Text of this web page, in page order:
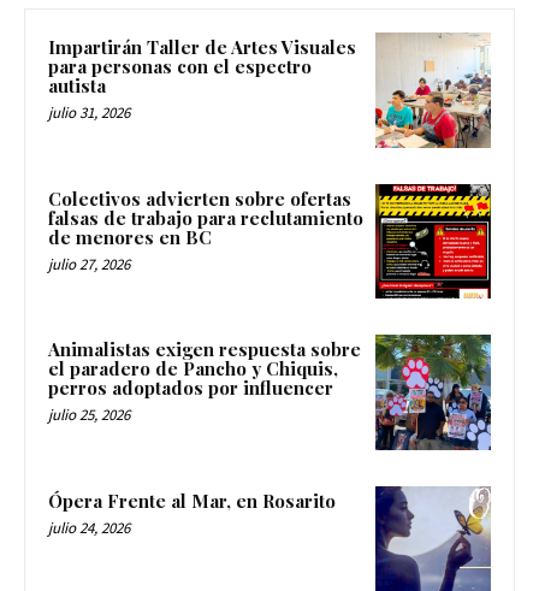
Impartirán Taller de Artes Visuales
para personas con el espectro
autista
julio 31, 2026
Colectivos advierten sobre ofertas
falsas de trabajo para reclutamiento
de menores en BC
julio 27, 2026
Animalistas exigen respuesta sobre
el paradero de Pancho y Chiquis,
perros adoptados por influencer
julio 25, 2026
Ópera Frente al Mar, en Rosarito
julio 24, 2026